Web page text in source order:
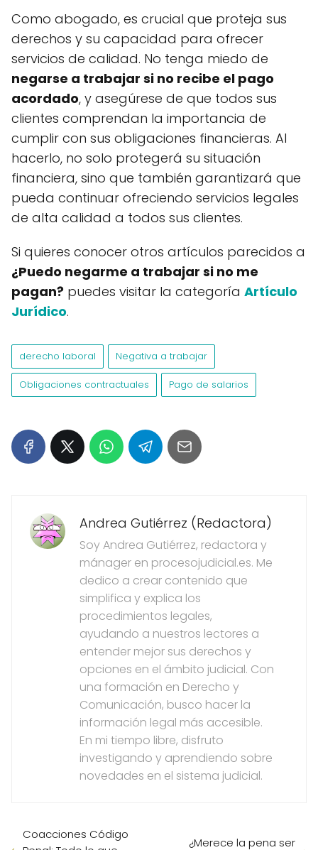
Como abogado, es crucial que proteja sus
derechos y su capacidad para ofrecer
servicios de calidad. No tenga miedo de
negarse a trabajar si no recibe el pago
acordado, y asegúrese de que todos sus
clientes comprendan la importancia de
cumplir con sus obligaciones financieras. Al
hacerlo, no solo protegerá su situación
financiera, sino que también garantizará que
pueda continuar ofreciendo servicios legales
de alta calidad a todos sus clientes.
Si quieres conocer otros artículos parecidos a
¿Puedo negarme a trabajar si no me
pagan? puedes visitar la categoría Artículo
Jurídico.
derecho laboral Negativa a trabajar
Obligaciones contractuales Pago de salarios
Andrea Gutiérrez (Redactora)
Soy Andrea Gutiérrez, redactora y
mánager en procesojudicial.es. Me
dedico a crear contenido que
simplifica y explica los
procedimientos legales,
ayudando a nuestros lectores a
entender mejor sus derechos y
opciones en el ámbito judicial. Con
una formación en Derecho y
Comunicación, busco hacer la
información legal más accesible.
En mi tiempo libre, disfruto
investigando y aprendiendo sobre
novedades en el sistema judicial.
Coacciones Código
¿Merece la pena ser